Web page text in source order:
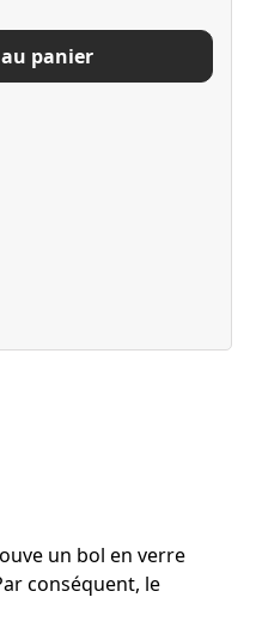
utilisez les boutons pour
panier
un bol en verre
conséquent, le